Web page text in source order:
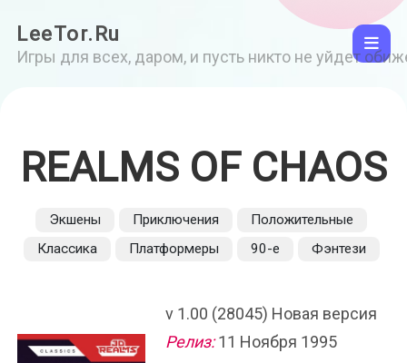
LeeTor.Ru
Игры для всех, даром, и пусть никто не уйдет
REALMS OF CHAOS
Экшены Приключения
Положительные
Классика
Платформеры 90-е Фэнтези
v 1.00 (28045) Новая версия
Релиз:11 Ноября 1995